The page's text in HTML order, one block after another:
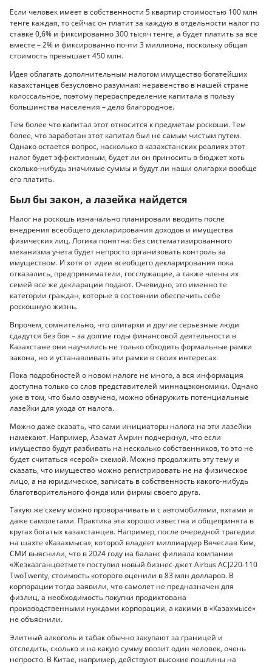
Если человек имеет в собственности 5 квартир стоимостью 100 млн
тенге каждая, то сейчас он платит за каждую в отдельности налог по
ставке 0,6% и фиксированно 300 тысяч тенге, а будет платить за все
вместе – 2% и фиксированно почти 3 миллиона, поскольку общая
стоимость превышает 450 млн.
Идея облагать дополнительным налогом имущество богатейших
казахстанцев безусловно разумная: неравенство в нашей стране
колоссальное, поэтому перераспределение капитала в пользу
большинства населения – дело благородное.
Тем более что капитал этот относится к предметам роскоши. Тем
более, что заработан этот капитал был не самым чистым путем.
Однако остается вопрос, насколько в казахстанских реалиях этот
налог будет эффективным, будет ли он приносить в бюджет хоть
сколько-нибудь значимые суммы и будут ли наши олигархи вообще
его платить.
Был бы закон, а лазейка найдется
Налог на роскошь изначально планировали вводить после
внедрения всеобщего декларирования доходов и имущества
физических лиц. Логика понятна: без систематизированного
механизма учета будет непросто организовать контроль за
имуществом. И хотя от идеи всеобщего декларирования пока
отказались, предприниматели, госслужащие, а также члены их
семей все же декларации подают. Очевидно, это именно те
категории граждан, которые в состоянии обеспечить себе
роскошную жизнь.
Впрочем, сомнительно, что олигархи и другие серьезные люди
сдадутся без боя – за долгие годы финансовой деятельности в
Казахстане они научились не только обходить формальные рамки
закона, но и устанавливать эти рамки в своих интересах.
Пока подробностей о новом налоге не много, а вся информация
доступна только со слов представителей миннацэкономики. Однако
уже в том, что было озвучено, можно обнаружить потенциальные
лазейки для ухода от налога.
Можно даже сказать, что сами инициаторы налога на эти лазейки
намекают. Например, Азамат Амрин подчеркнул, что если
имущество будут разбивать на несколько собственников, то это не
будет считаться «серой» схемой. Можно продолжить эту тему и
сказать, что имущество можно регистрировать не на физическое
лицо, а на юридическое, записать в собственность какого-нибудь
благотворительного фонда или фирмы своего друга.
Такую же схему можно проворачивать и с автомобилями, яхтами и
даже самолетами. Практика эта хорошо известна и общепринята в
кругах богатых казахстанцев. Например, после очередной трагедии
на шахте «Казахмыса», которой владеет миллиардер Вячеслав Ким,
СМИ выяснили, что в 2024 году на баланс филиала компании
«Жезказганцветмет» поступил новый бизнес-джет Airbus ACJ220-110
TwoTwenty, стоимость которого оценили в 83 млн долларов. В
корпорации тогда заявили, что самолет не предназначен для
физлиц, а необходимость покупки продиктована
производственными нуждами корпорации, а какими в «Казахмысе»
не объяснили.
Элитный алкоголь и табак обычно закупают за границей и
отследить, сколько и на какую сумму ввозит один человек, очень
непросто. В Китае, например, действуют высокие пошлины на